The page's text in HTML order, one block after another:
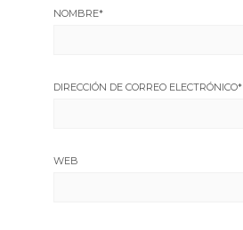
NOMBRE*
DIRECCIÓN DE CORREO ELECTRÓNICO*
WEB